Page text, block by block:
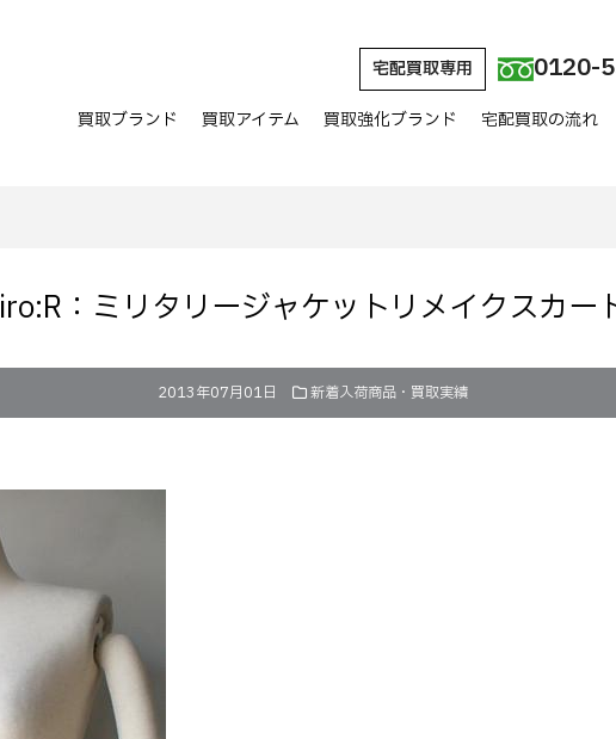
宅配買取専用 0120-
買取ブランド 買取アイテム 買取強化ブランド 宅配買取の流れ
iro:R：ミリタリージャケットリメイクスカー
2013年07月01日 新着入荷商品・買取実績